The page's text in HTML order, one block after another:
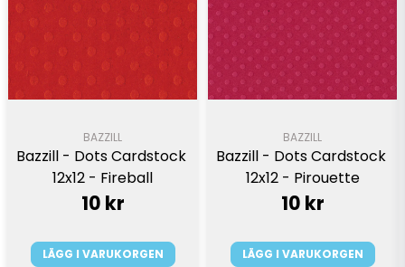
BAZZILL
Bazzill - Dots Cardstock
12x12 - Fireball
10 kr
LÄGG I VARUKORGEN
BAZZILL
Bazzill - Dots Cardstock
12x12 - Pirouette
10 kr
LÄGG I VARUKORGEN